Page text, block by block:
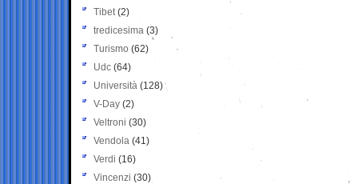
Tibet(2)
tredicesima (3)
Turismo (62)
Udc (64)
Università (128)
V-Day (2)
Veltroni (30)
Vendola (41)
Verdi (16)
Vincenzi (30)